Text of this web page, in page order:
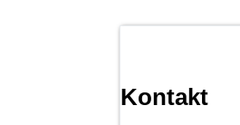
Kontakt